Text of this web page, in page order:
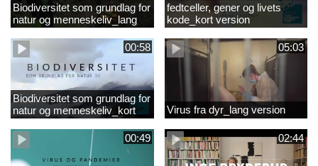
Biodiversitet som grundlag for
natur og menneskeliv_lang
version
fedtceller, gener og livets
kode_kort version
00:58
Biodiversitet som grundlag for
natur og menneskeliv_kort
version
05:03
Virus fra dyr_lang version
00:49 02:44